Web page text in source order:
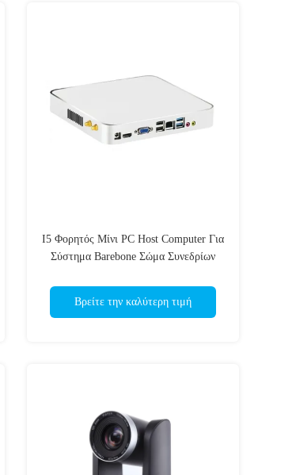
I5 Φορητός Μίνι PC Host Computer Για
Σύστημα Barebone Σώμα Συνεδρίων
Βρείτε την καλύτερη τιμή